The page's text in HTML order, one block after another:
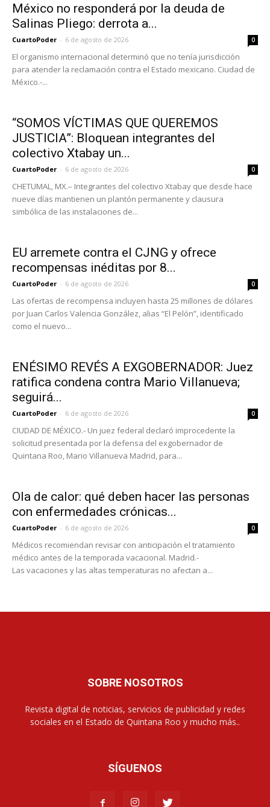
México no responderá por la deuda de
Salinas Pliego: derrota a...
CuartoPoder - 6 de agosto de 2026 0
El organismo internacional determinó que no tenía jurisdicción
para atender la reclamación contra el Estado mexicano. Ciudad de
México.-...
“SOMOS VÍCTIMAS QUE QUEREMOS
JUSTICIA”: Bloquean integrantes del
colectivo Xtabay un...
CuartoPoder - 6 de agosto de 2026 0
CHETUMAL, MX.– Integrantes del colectivo Xtabay que desde hace
nueve días mantienen un plantón permanente y clausura
simbólica de las instalaciones de...
EU arremete contra el CJNG y ofrece
recompensas inéditas por 8...
CuartoPoder - 6 de agosto de 2026 0
Las ofertas de recompensa incluyen hasta 25 millones de dólares
por Juan Carlos Valencia González, alias “El Pelón”, identificado
como el nuevo...
ENÉSIMO REVÉS A EXGOBERNADOR: Juez
ratifica condena contra Mario Villanueva;
seguirá...
CuartoPoder - 6 de agosto de 2026 0
CIUDAD DE MÉXICO.- Un juez federal declaró improcedente la
solicitud presentada por la defensa del exgobernador de
Quintana Roo, Mario Villanueva Madrid, para...
Ola de calor: qué deben hacer las personas
con enfermedades crónicas...
CuartoPoder - 6 de agosto de 2026 0
Médicos recomiendan revisar con anticipación el tratamiento
médico antes de la temporada vacacional. Madrid.-
Las vacaciones y las altas temperaturas no afectan a...
SOBRE NOSOTROS
Revista digital de noticias, servicios de publicidad y redes
sociales en el Estado de Quintana Roo y mucho más..
SÍGUENOS